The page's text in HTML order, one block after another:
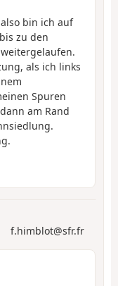
bin ich auf
zu den
als ich links
Spuren
am Rand
f.himblot@sfr.fr